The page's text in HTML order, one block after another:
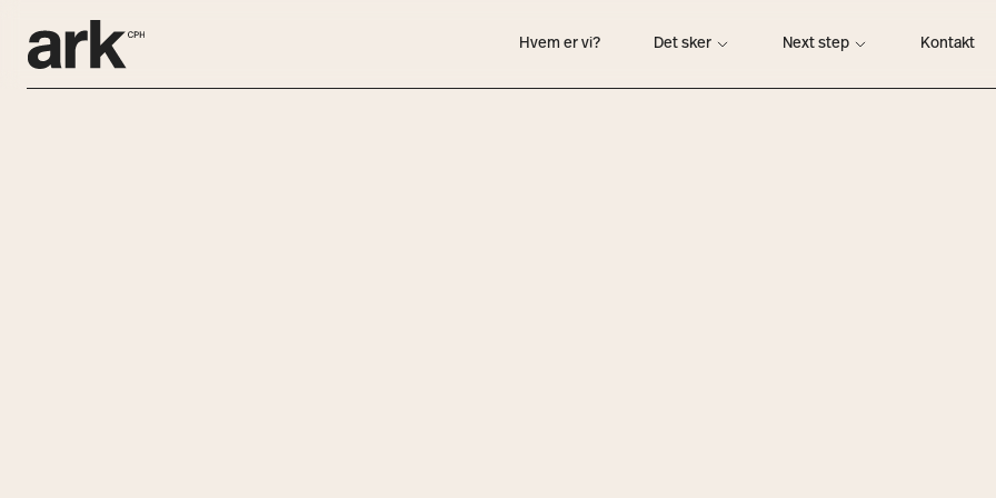
Hvem er vi? Det sker Next step Kontakt